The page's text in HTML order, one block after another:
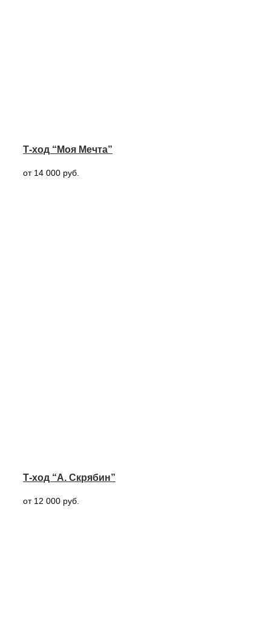
Т-ход “Моя Мечта”
от 14 000 руб.
Т-ход “А. Скрябин”
от 12 000 руб.